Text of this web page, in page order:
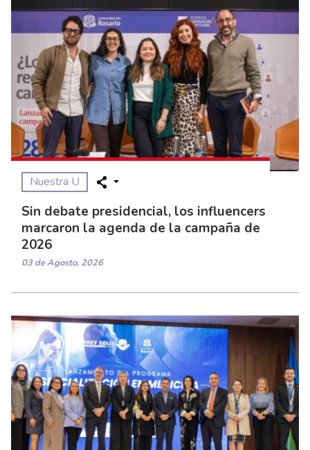
Nuestra U
Sin debate presidencial, los influencers
marcaron la agenda de la campaña de
2026
03 de Agosto, 2026